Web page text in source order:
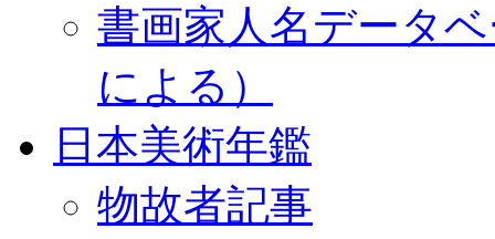
書画家人名データ
による）
日本美術年鑑
物故者記事